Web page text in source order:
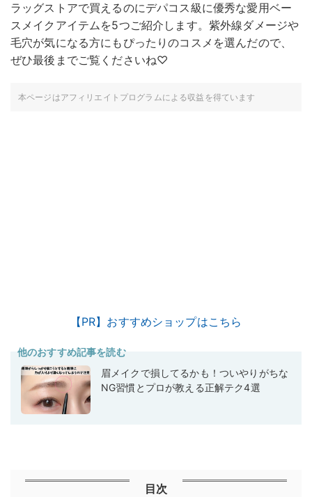
ラッグストアで買えるのにデパコス級に優秀な愛用ベー
スメイクアイテムを5つご紹介します。紫外線ダメージや
毛穴が気になる方にもぴったりのコスメを選んだので、
ぜひ最後までご覧くださいね♡
本ページはアフィリエイトプログラムによる収益を得ています
【PR】おすすめショップはこちら
他のおすすめ記事を読む
眉メイクで損してるかも！ついやりがちな
NG習慣とプロが教える正解テク4選
目次